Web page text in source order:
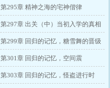
第295章 精神之海的宅神偕律
第297章 出关（中）当初入学的真相
第299章 回归的记忆，糖雪舞的晋级
第301章 回归的记忆，空间震
第303章 回归的记忆，怪盗进行时